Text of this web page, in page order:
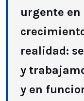
urgente en
realidad:
y
y en